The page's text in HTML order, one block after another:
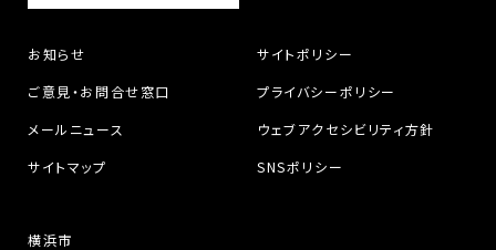
お知らせ
ご意見・お問合せ窓口
メールニュース
サイトマップ
サイトポリシー
プライバシーポリシー
ウェブアクセシビリティ方針
SNSポリシー
横浜市